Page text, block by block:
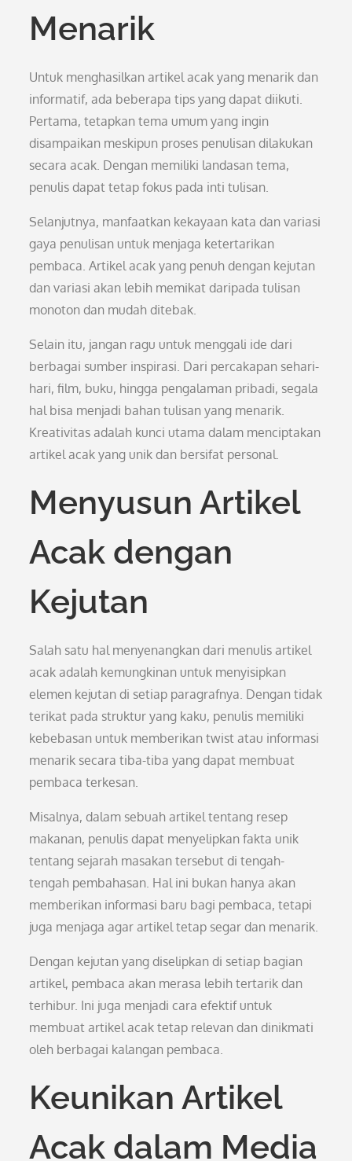
Menarik
Untuk menghasilkan artikel acak yang menarik dan
informatif, ada beberapa tips yang dapat diikuti.
Pertama, tetapkan tema umum yang ingin
disampaikan meskipun proses penulisan dilakukan
secara acak. Dengan memiliki landasan tema,
penulis dapat tetap fokus pada inti tulisan.
Selanjutnya, manfaatkan kekayaan kata dan variasi
gaya penulisan untuk menjaga ketertarikan
pembaca. Artikel acak yang penuh dengan kejutan
dan variasi akan lebih memikat daripada tulisan
monoton dan mudah ditebak.
Selain itu, jangan ragu untuk menggali ide dari
berbagai sumber inspirasi. Dari percakapan sehari-
hari, film, buku, hingga pengalaman pribadi, segala
hal bisa menjadi bahan tulisan yang menarik.
Kreativitas adalah kunci utama dalam menciptakan
artikel acak yang unik dan bersifat personal.
Menyusun Artikel
Acak dengan
Kejutan
Salah satu hal menyenangkan dari menulis artikel
acak adalah kemungkinan untuk menyisipkan
elemen kejutan di setiap paragrafnya. Dengan tidak
terikat pada struktur yang kaku, penulis memiliki
kebebasan untuk memberikan twist atau informasi
menarik secara tiba-tiba yang dapat membuat
pembaca terkesan.
Misalnya, dalam sebuah artikel tentang resep
makanan, penulis dapat menyelipkan fakta unik
tentang sejarah masakan tersebut di tengah-
tengah pembahasan. Hal ini bukan hanya akan
memberikan informasi baru bagi pembaca, tetapi
juga menjaga agar artikel tetap segar dan menarik.
Dengan kejutan yang diselipkan di setiap bagian
artikel, pembaca akan merasa lebih tertarik dan
terhibur. Ini juga menjadi cara efektif untuk
membuat artikel acak tetap relevan dan dinikmati
oleh berbagai kalangan pembaca.
Keunikan Artikel
Acak dalam Media